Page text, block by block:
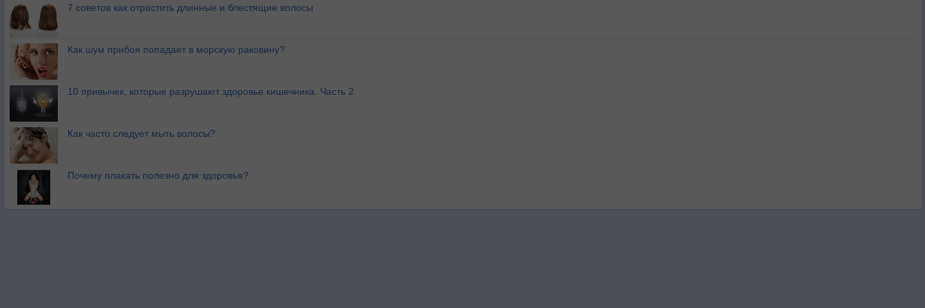
7 советов как отрастить длинные и блестящие волосы
Как шум прибоя попадает в морскую раковину?
10 привычек, которые разрушают здоровье кишечника. Часть 2
Как часто следует мыть волосы?
Почему плакать полезно для здоровья?